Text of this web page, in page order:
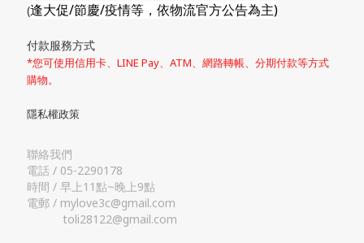
(逢大促/節慶/疫情等，依物流官方公告為主)
付款服務方式
*您可使用信用卡、LINE Pay、ATM、網路轉帳、分期付款等方式
購物。
隱私權政策
聯絡我們
電話 / 05-2290178
時間 / 早上11點~晚上9點
電郵 / mylove3c@gmail.com
toli28122@gmail.com